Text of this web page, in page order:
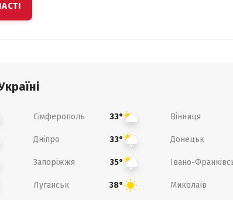
Сімферополь 33° Вінниця
Дніпро 33° Донецьк
Запоріжжя 35° Івано-
Луганськ 38° Миколаїв